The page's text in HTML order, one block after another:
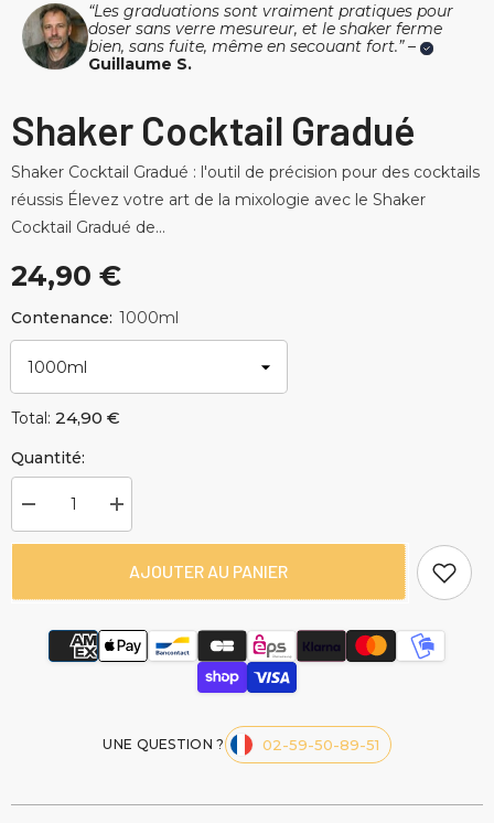
“Les graduations sont vraiment pratiques pour
doser sans verre mesureur, et le shaker ferme
bien, sans fuite, même en secouant fort.” –
Guillaume S.
Shaker Cocktail Gradué
Shaker Cocktail Gradué : l'outil de précision pour des cocktails
réussis Élevez votre art de la mixologie avec le Shaker
Cocktail Gradué de...
24,90 €
Contenance: 1000ml
Total: 24,90 €
Quantité:
Diminuer
la
quantité
Augmenter
la
quantité
Shaker
AJOUTER AU PANIER
UNE QUESTION ? 02-59-50-89-51